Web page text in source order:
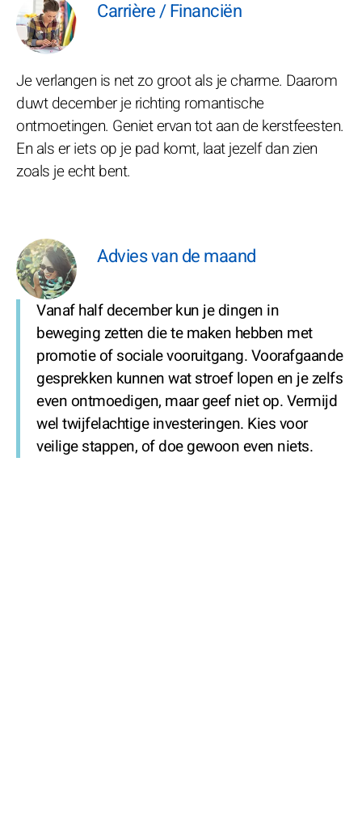
Carrière / Financiën
Je verlangen is net zo groot als je charme. Daarom
duwt december je richting romantische
ontmoetingen. Geniet ervan tot aan de kerstfeesten.
En als er iets op je pad komt, laat jezelf dan zien
zoals je echt bent.
Advies van de maand
Vanaf half december kun je dingen in
beweging zetten die te maken hebben met
promotie of sociale vooruitgang. Voorafgaande
gesprekken kunnen wat stroef lopen en je zelfs
even ontmoedigen, maar geef niet op. Vermijd
wel twijfelachtige investeringen. Kies voor
veilige stappen, of doe gewoon even niets.